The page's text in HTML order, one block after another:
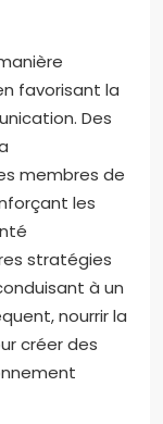
favorisant la
Des
membres de
les
stratégies
à un
nourrir la
créer des